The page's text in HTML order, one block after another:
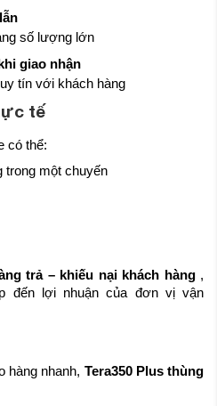
số lượng lớn
giao nhận
tín với khách hàng
tế
có thể:
một chuyến
trả – khiếu nại khách hàng ,
đến lợi nhuận của đơn vị vận
hàng nhanh, Tera350 Plus thùng